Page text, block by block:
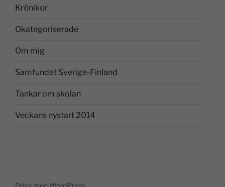
Krönikor
Okategoriserade
Om mig
Samfundet Sverige-Finland
Tankar om skolan
Veckans nystart 2014
Drivs med WordPress